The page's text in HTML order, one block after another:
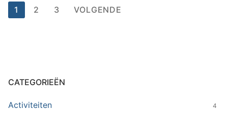
Berichten
paginering
1 2 3 VOLGENDE
CATEGORIEËN
Activiteiten 4